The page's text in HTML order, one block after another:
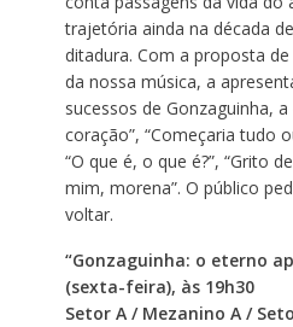
trajetória ainda na década
ditadura. Com a proposta
da nossa música, a
sucessos de Gonzaguinha,
coração”, “Começaria tudo
“O que é, o que é?”, “Grito
mim, morena”. O público
voltar.
“Gonzaguinha: o eterno
(sexta-feira), às 19h30
Setor A / Mezanino A /